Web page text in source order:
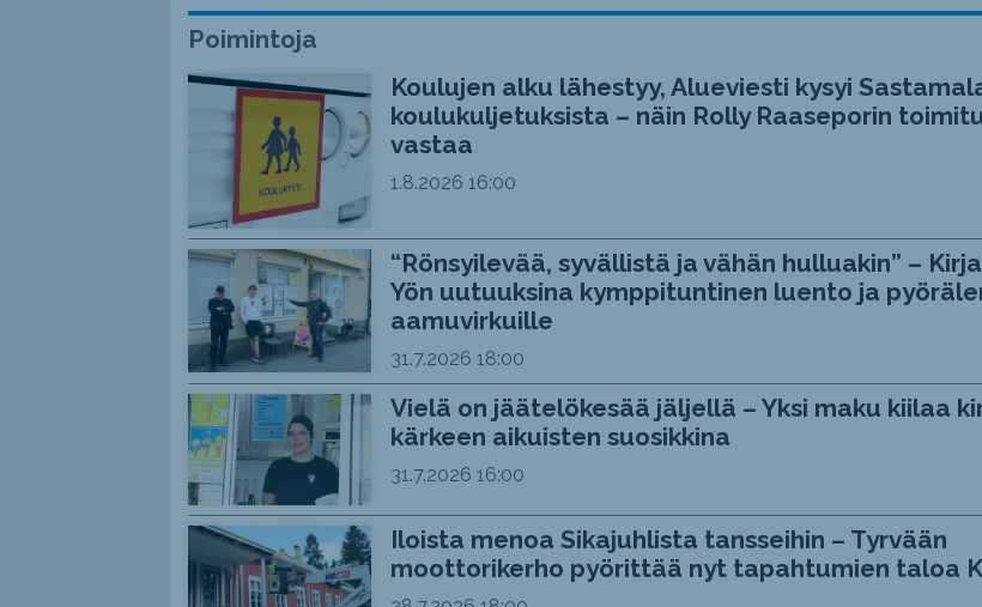
Poimintoja
Koulujen alku lähestyy, Alueviesti kysyi
koulukuljetuksista – näin Rolly Raaseporin
vastaa
1.8.2026 16:00
“Rönsyilevää, syvällistä ja vähän hulluakin” –
Yön uutuuksina kymppituntinen luento ja
aamuvirkuille
31.7.2026 18:00
Vielä on jäätelökesää jäljellä – Yksi maku kiilaa
kärkeen aikuisten suosikkina
31.7.2026 16:00
Iloista menoa Sikajuhlista tansseihin – Tyrvään
moottorikerho pyörittää nyt tapahtumien taloa